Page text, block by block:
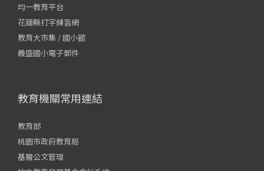
均一教育平台
花蓮縣打字練習網
教育大市集 / 國小館
義盛國小電子郵件
教育機關常用連結
教育部
桃園市政府教育局
基層公文管理